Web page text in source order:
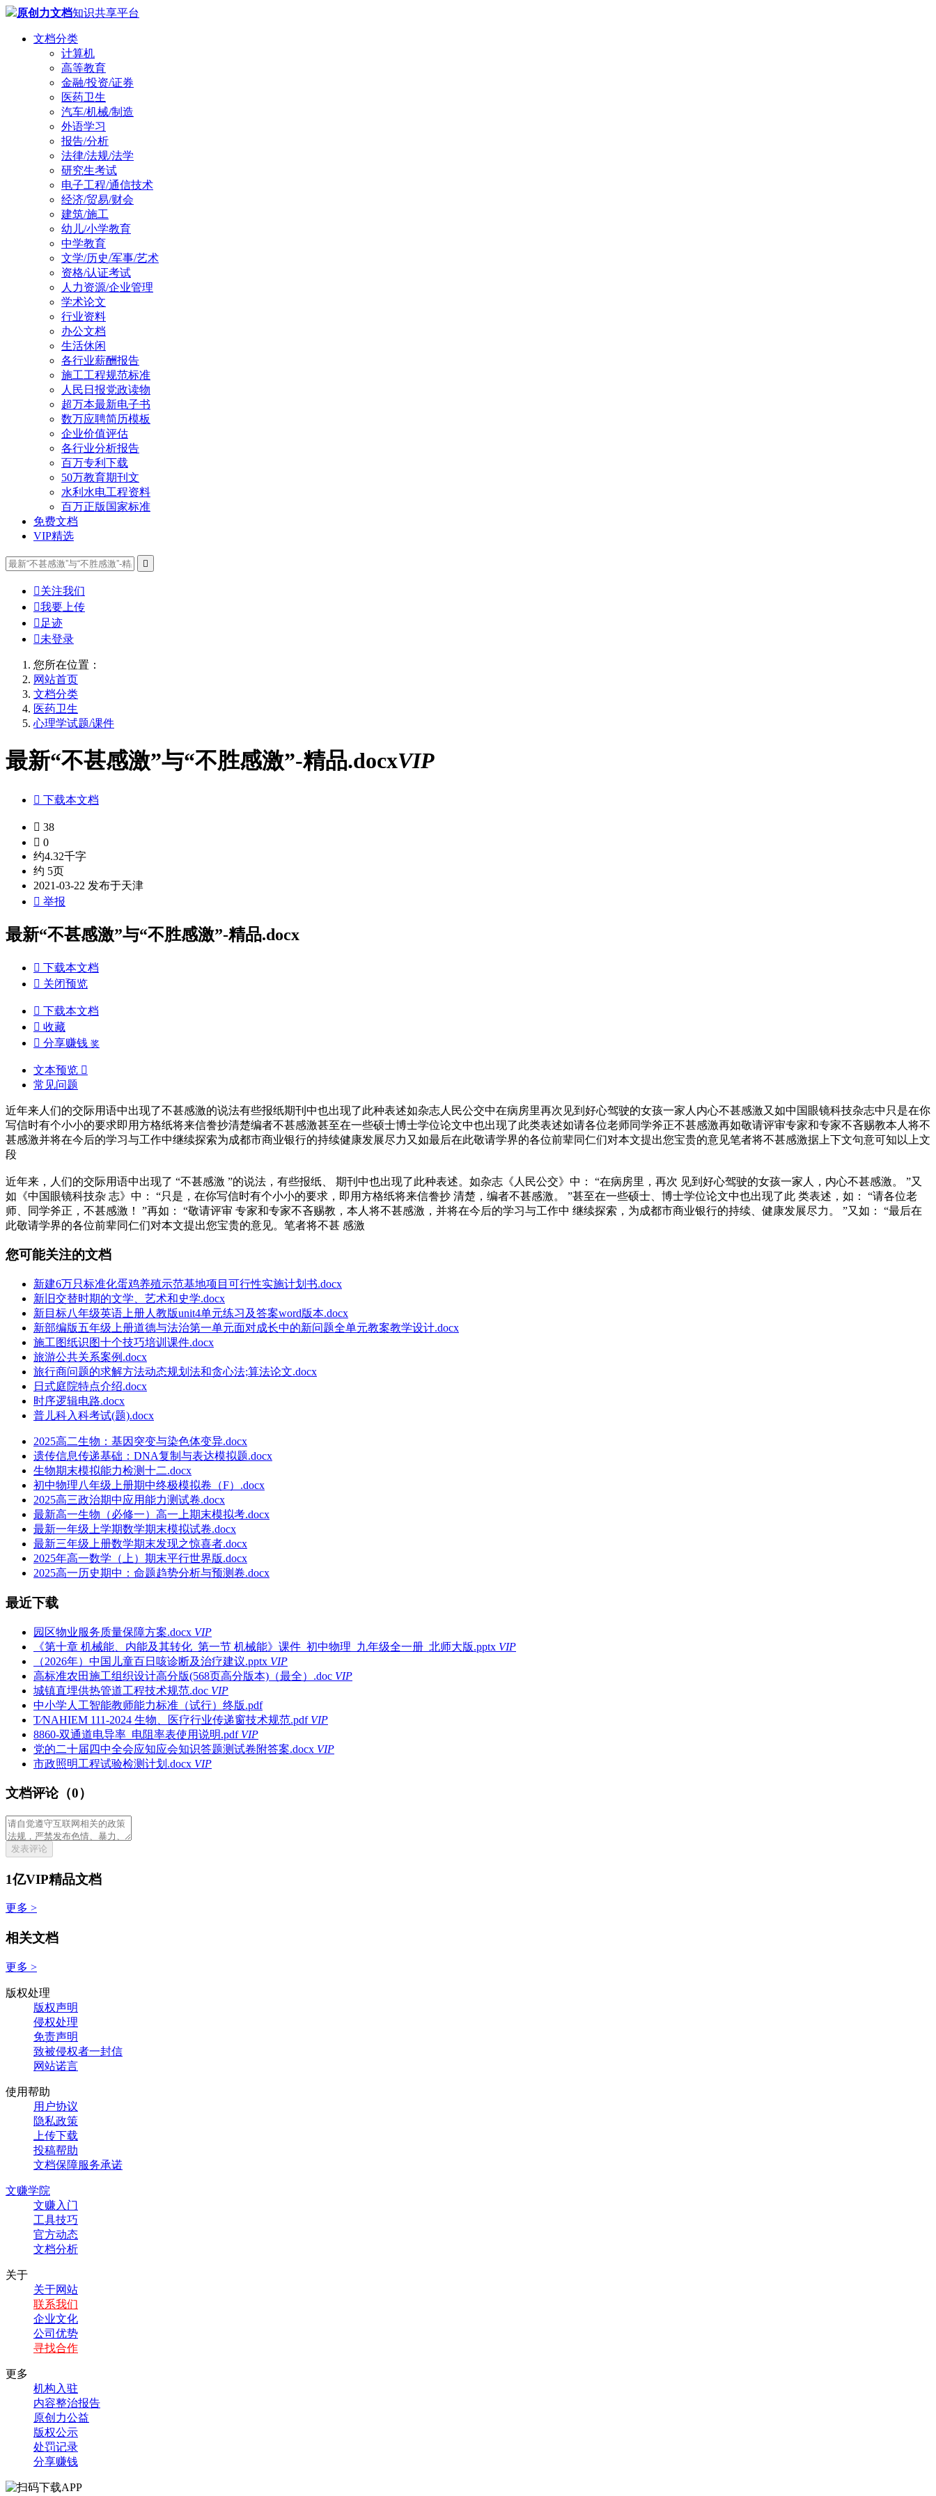
原创力文档知识共享平台
文档分类
计算机
高等教育
金融/投资/证券
医药卫生
汽车/机械/制造
外语学习
报告/分析
法律/法规/法学
研究生考试
电子工程/通信技术
经济/贸易/财会
建筑/施工
幼儿/小学教育
中学教育
文学/历史/军事/艺术
资格/认证考试
人力资源/企业管理
学术论文
行业资料
办公文档
生活休闲
各行业薪酬报告
施工工程规范标准
人民日报党政读物
超万本最新电子书
数万应聘简历模板
企业价值评估
各行业分析报告
百万专利下载
50万教育期刊文
水利水电工程资料
百万正版国家标准
免费文档
VIP精选

关注我们
我要上传
 足迹
未登录
您所在位置：
网站首页
文档分类
医药卫生
心理学试题/课件
最新“不甚感激”与“不胜感激”-精品.docxVIP
 下载本文档
 38
 0
约4.32千字
约 5页
2021-03-22 发布于天津
 举报
最新“不甚感激”与“不胜感激”-精品.docx
 下载本文档
 关闭预览
 下载本文档
 收藏
 分享赚钱 奖
文本预览 
常见问题
近年来人们的交际用语中出现了不甚感激的说法有些报纸期刊中也出现了此种表述如杂志人民公交中在病房里再次见到好心驾驶的女孩一家人内心不甚感激又如中国眼镜科技杂志中只是在你
写信时有个小小的要求即用方格纸将来信誊抄清楚编者不甚感激甚至在一些硕士博士学位论文中也出现了此类表述如请各位老师同学斧正不甚感激再如敬请评审专家和专家不吝赐教本人将不
甚感激并将在今后的学习与工作中继续探索为成都市商业银行的持续健康发展尽力又如最后在此敬请学界的各位前辈同仁们对本文提出您宝贵的意见笔者将不甚感激据上下文句意可知以上文
段
近年来，人们的交际用语中出现了 “不甚感激 ”的说法，有些报纸、 期刊中也出现了此种表述。如杂志《人民公交》中： “在病房里，再次 见到好心驾驶的女孩一家人，内心不甚感激。 ”又
如《中国眼镜科技杂 志》中： “只是，在你写信时有个小小的要求，即用方格纸将来信誊抄 清楚，编者不甚感激。 ”甚至在一些硕士、博士学位论文中也出现了此 类表述，如： “请各位老
师、同学斧正，不甚感激！ ”再如： “敬请评审 专家和专家不吝赐教，本人将不甚感激，并将在今后的学习与工作中 继续探索，为成都市商业银行的持续、健康发展尽力。 ”又如： “最后在
此敬请学界的各位前辈同仁们对本文提出您宝贵的意见。笔者将不甚 感激
您可能关注的文档
新建6万只标准化蛋鸡养殖示范基地项目可行性实施计划书.docx
新旧交替时期的文学、艺术和史学.docx
新目标八年级英语上册人教版unit4单元练习及答案word版本.docx
新部编版五年级上册道德与法治第一单元面对成长中的新问题全单元教案教学设计.docx
施工图纸识图十个技巧培训课件.docx
旅游公共关系案例.docx
旅行商问题的求解方法动态规划法和贪心法;算法论文.docx
日式庭院特点介绍.docx
时序逻辑电路.docx
普儿科入科考试(题).docx
2025高二生物：基因突变与染色体变异.docx
遗传信息传递基础：DNA复制与表达模拟题.docx
生物期末模拟能力检测十二.docx
初中物理八年级上册期中终极模拟卷（F）.docx
2025高三政治期中应用能力测试卷.docx
最新高一生物（必修一）高一上期末模拟考.docx
最新一年级上学期数学期末模拟试卷.docx
最新三年级上册数学期末发现之惊喜者.docx
2025年高一数学（上）期末平行世界版.docx
2025高一历史期中：命题趋势分析与预测卷.docx
最近下载
园区物业服务质量保障方案.docx VIP
《第十章 机械能、内能及其转化_第一节 机械能》课件_初中物理_九年级全一册_北师大版.pptx VIP
（2026年）中国儿童百日咳诊断及治疗建议.pptx VIP
高标准农田施工组织设计高分版(568页高分版本)（最全）.doc VIP
城镇直埋供热管道工程技术规范.doc VIP
中小学人工智能教师能力标准（试行）终版.pdf
T∕NAHIEM 111-2024 生物、医疗行业传递窗技术规范.pdf VIP
8860-双通道电导率_电阻率表使用说明.pdf VIP
党的二十届四中全会应知应会知识答题测试卷附答案.docx VIP
市政照明工程试验检测计划.docx VIP
文档评论（0）
发表评论
1亿VIP精品文档
更多 >
相关文档
更多 >
版权处理
版权声明
侵权处理
免责声明
致被侵权者一封信
网站诺言
使用帮助
用户协议
隐私政策
上传下载
投稿帮助
文档保障服务承诺
文赚学院
文赚入门
工具技巧
官方动态
文档分析
关于
关于网站
联系我们
企业文化
公司优势
寻找合作
更多
机构入驻
内容整治报告
原创力公益
版权公示
处罚记录
分享赚钱